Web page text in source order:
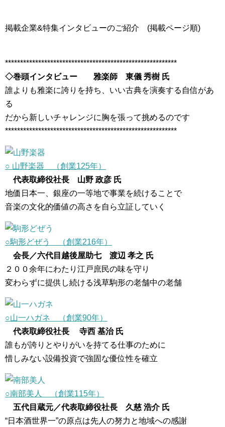
掲載企業&特集インタビューのご紹介 (掲載ページ順)
*********************************************************
◇巻頭インタビュー 雅楽師 東儀 秀樹 氏
誰よりも雅楽に誇りを持ち、いい古典を演奏する自信があ
る
だから新しいチャレンジに胸を張って挑めるのです
*********************************************************
○ 山野楽器 （創業125年）
代表取締役社長 山野 政彦 氏
地価日本一、銀座の一等地で事業を続けることで
音楽の文化的価値の高さを自ら立証していく
○駒形どぜう （創業216年）
会長／六代目越後屋助七 渡辺 孝之 氏
２００余年にわたり江戸庶民の味を守り
変わらずに提供し続ける浅草駒形の老舗中の老舗
○山一ハガネ （創業90年）
代表取締役社長 寺西 基治 氏
誰もが誇りとやりがいを持てる仕事のために
惜しみない設備投資で強固な優位性を確立
○南部美人 （創業115年）
五代目蔵元／代表取締役社長 久慈 浩介 氏
“日本酒世界一”の原点は先人の努力と地域への感謝